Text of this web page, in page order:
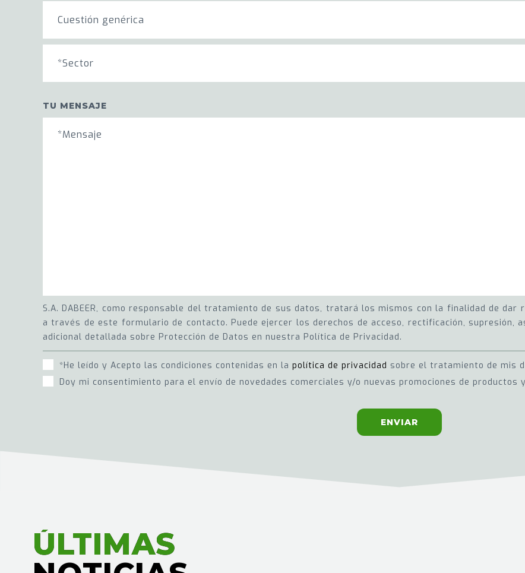
Cuestión genérica
*Sector
TU MENSAJE
S.A. DABEER, como responsable del tratamiento de sus datos, tratará los mismos con la finalidad de
a través de este formulario de contacto. Puede ejercer los derechos de acceso, rectificación, supresión,
adicional detallada sobre Protección de Datos en nuestra Política de Privacidad.
*He leído y Acepto las condiciones contenidas en la política de privacidad sobre el tratamiento de mis
Doy mi consentimiento para el envío de novedades comerciales y/o nuevas promociones de productos
ENVIAR
ÚLTIMAS
ÚLTIMAS